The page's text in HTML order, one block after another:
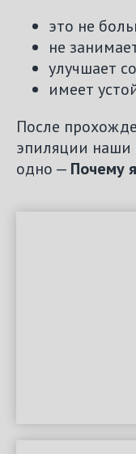
это не
не
улучшает
имеет
После
эпиляции наши
одно — Почему